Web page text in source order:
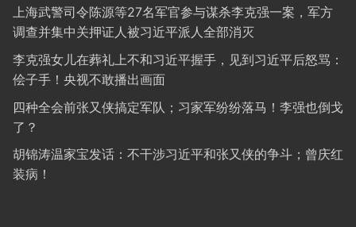
上海武警司令陈源等27名军官参与谋杀李克强一案，军方
调查并集中关押证人被习近平派人全部消灭
李克强女儿在葬礼上不和习近平握手，见到习近平后怒骂：
侩子手！央视不敢播出画面
四种全会前张又侠搞定军队；习家军纷纷落马！李强也倒戈
了？
胡锦涛温家宝发话：不干涉习近平和张又侠的争斗；曾庆红
装病！